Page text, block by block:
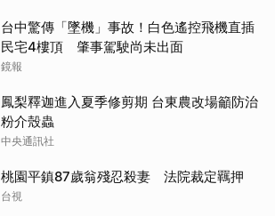
台中驚傳「墜機」事故！白色遙控飛機直插
民宅4樓頂 肇事駕駛尚未出面
鏡報
鳳梨釋迦進入夏季修剪期 台東農改場籲防治
粉介殼蟲
中央通訊社
桃園平鎮87歲翁殘忍殺妻 法院裁定羈押
台視